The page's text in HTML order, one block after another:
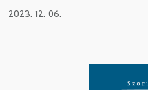
VÁNDORGYŰLÉSEK
2023. 12. 06.